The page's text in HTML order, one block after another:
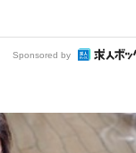
Sponsored by